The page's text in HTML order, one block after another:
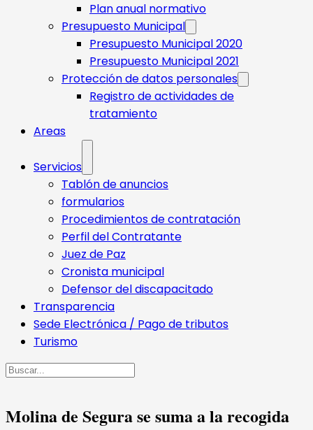
Plan anual normativo
Presupuesto Municipal
Presupuesto Municipal 2020
Presupuesto Municipal 2021
Protección de datos personales
Registro de actividades de
tratamiento
Areas
Servicios
Tablón de anuncios
formularios
Procedimientos de contratación
Perfil del Contratante
Juez de Paz
Cronista municipal
Defensor del discapacitado
Transparencia
Sede Electrónica / Pago de tributos
Turismo
Buscar
Molina de Segura se suma a la recogida